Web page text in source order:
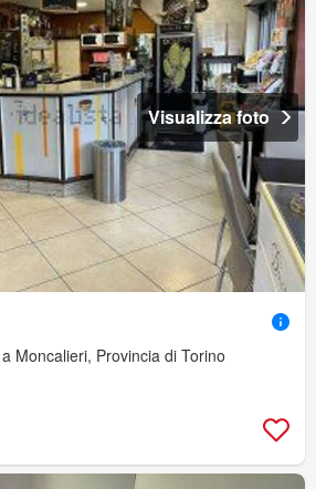
Visualizza foto
a Moncalieri, Provincia di Torino